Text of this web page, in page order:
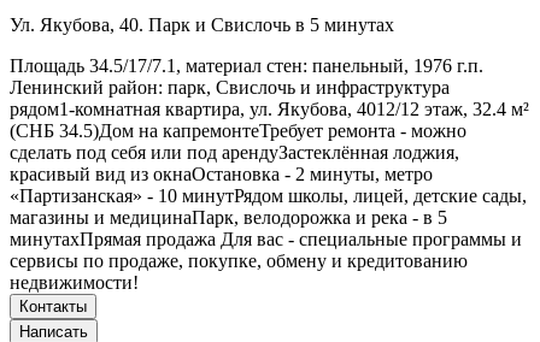
Ул. Якубова, 40. Парк и Свислочь в 5 минутах
Площадь 34.5/17/7.1, материал стен: панельный, 1976 г.п.
Ленинский район: парк, Свислочь и инфраструктура
рядом1‑комнатная квартира, ул. Якубова, 4012/12 этаж, 32.4 м²
(СНБ 34.5)Дом на капремонтеТребует ремонта - можно
сделать под себя или под арендуЗастеклённая лоджия,
красивый вид из окнаОстановка - 2 минуты, метро
«Партизанская» - 10 минутРядом школы, лицей, детские сады,
магазины и медицинаПарк, велодорожка и река - в 5
минутахПрямая продажа Для вас - специальные программы и
сервисы по продаже, покупке, обмену и кредитованию
недвижимости!
Контакты
Написать